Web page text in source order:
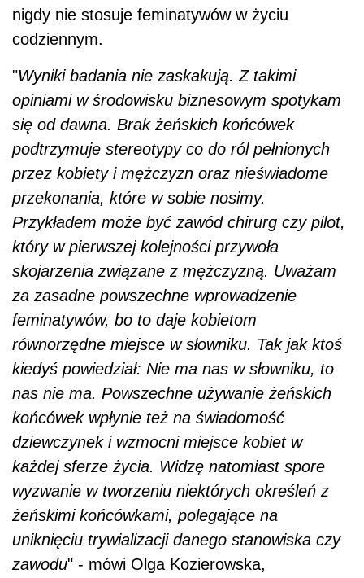
nigdy nie stosuje feminatywów w życiu
codziennym.
"Wyniki badania nie zaskakują. Z takimi
opiniami w środowisku biznesowym spotykam
się od dawna. Brak żeńskich końcówek
podtrzymuje stereotypy co do ról pełnionych
przez kobiety i mężczyzn oraz nieświadome
przekonania, które w sobie nosimy.
Przykładem może być zawód chirurg czy pilot,
który w pierwszej kolejności przywoła
skojarzenia związane z mężczyzną. Uważam
za zasadne powszechne wprowadzenie
feminatywów, bo to daje kobietom
równorzędne miejsce w słowniku. Tak jak ktoś
kiedyś powiedział: Nie ma nas w słowniku, to
nas nie ma. Powszechne używanie żeńskich
końcówek wpłynie też na świadomość
dziewczynek i wzmocni miejsce kobiet w
każdej sferze życia. Widzę natomiast spore
wyzwanie w tworzeniu niektórych określeń z
żeńskimi końcówkami, polegające na
uniknięciu trywializacji danego stanowiska czy
zawodu" - mówi Olga Kozierowska,